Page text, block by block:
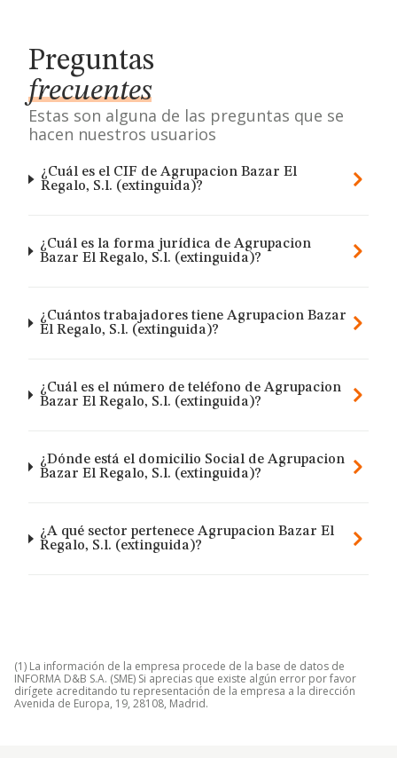
Preguntas
frecuentes
Estas son alguna de las preguntas que se
hacen nuestros usuarios
¿Cuál es el CIF de Agrupacion Bazar El
Regalo, S.l. (extinguida)?
¿Cuál es la forma jurídica de Agrupacion
Bazar El Regalo, S.l. (extinguida)?
¿Cuántos trabajadores tiene Agrupacion Bazar
El Regalo, S.l. (extinguida)?
¿Cuál es el número de teléfono de Agrupacion
Bazar El Regalo, S.l. (extinguida)?
¿Dónde está el domicilio Social de Agrupacion
Bazar El Regalo, S.l. (extinguida)?
¿A qué sector pertenece Agrupacion Bazar El
Regalo, S.l. (extinguida)?
(1) La información de la empresa procede de la base de datos de
INFORMA D&B S.A. (SME) Si aprecias que existe algún error por favor
dirígete acreditando tu representación de la empresa a la dirección
Avenida de Europa, 19, 28108, Madrid.